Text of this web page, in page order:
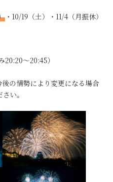
・10/19（土）・11/4（月振休）
～20:45）
の情勢により変更になる場合
い。